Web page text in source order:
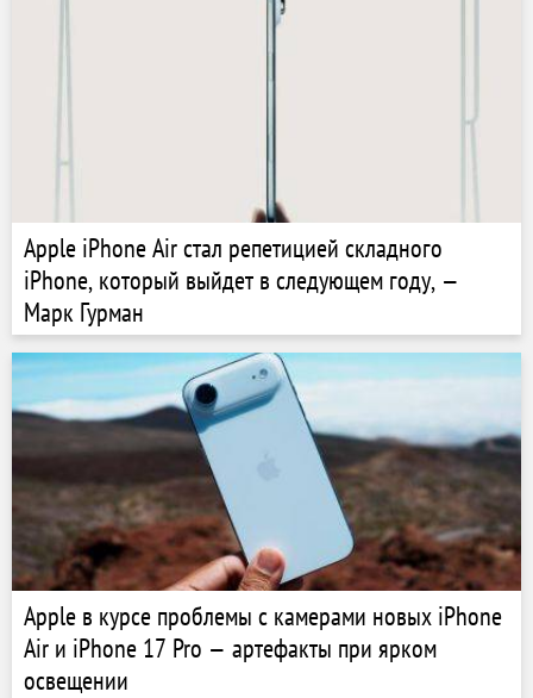
Apple iPhone Air стал репетицией складного
iPhone, который выйдет в следующем году, —
Марк Гурман
Apple в курсе проблемы с камерами новых iPhone
Air и iPhone 17 Pro — артефакты при ярком
освещении